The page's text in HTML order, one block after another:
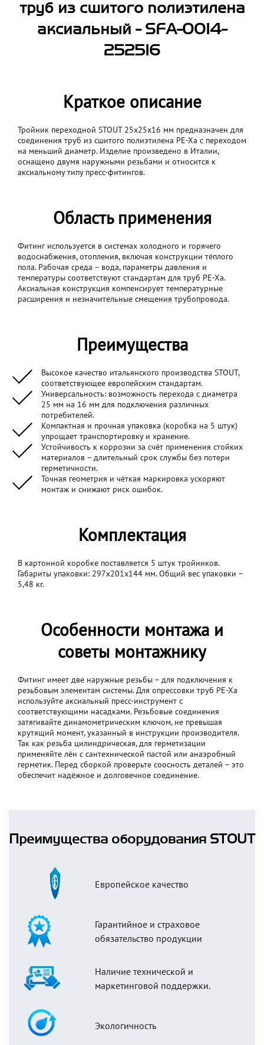
труб из сшитого полиэтилена
аксиальный - SFA-0014-
252516
Краткое описание
Тройник переходной STOUT 25x25x16 мм предназначен для
соединения труб из сшитого полиэтилена PE‑Xa с переходом
на меньший диаметр. Изделие произведено в Италии,
оснащено двумя наружными резьбами и относится к
аксиальному типу пресс-фитингов.
Область применения
Фитинг используется в системах холодного и горячего
водоснабжения, отопления, включая конструкции тёплого
пола. Рабочая среда – вода, параметры давления и
температуры соответствуют стандартам для труб PE‑Xa.
Аксиальная конструкция компенсирует температурные
расширения и незначительные смещения трубопровода.
Преимущества
Высокое качество итальянского производства STOUT,
соответствующее европейским стандартам.
Универсальность: возможность перехода с диаметра
25 мм на 16 мм для подключения различных
потребителей.
Компактная и прочная упаковка (коробка на 5 штук)
упрощает транспортировку и хранение.
Устойчивость к коррозии за счёт применения стойких
материалов – длительный срок службы без потери
герметичности.
Точная геометрия и чёткая маркировка ускоряют
монтаж и снижают риск ошибок.
Комплектация
В картонной коробке поставляется 5 штук тройников.
Габариты упаковки: 297x201x144 мм. Общий вес упаковки –
5,48 кг.
Особенности монтажа и
советы монтажнику
Фитинг имеет две наружные резьбы – для подключения к
резьбовым элементам системы. Для опрессовки труб PE‑Xa
используйте аксиальный пресс-инструмент с
соответствующими насадками. Резьбовые соединения
затягивайте динамометрическим ключом, не превышая
крутящий момент, указанный в инструкции производителя.
Так как резьба цилиндрическая, для герметизации
применяйте лён с сантехнической пастой или анаэробный
герметик. Перед сборкой проверьте соосность деталей – это
обеспечит надёжное и долговечное соединение.
Преимущества оборудования STOUT
Европейское качество
Гарантийное и страховое
обязательство продукции
Наличие технической и
маркетинговой поддержки.
Экологичность